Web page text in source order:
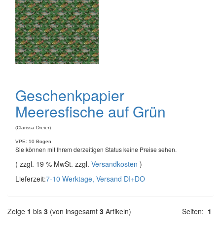
Geschenkpapier
Meeresfische auf Grün
(Clarissa Dreier)
VPE: 10 Bogen
Sie können mit Ihrem derzeitigen Status keine Preise sehen.
( zzgl. 19 % MwSt. zzgl. Versandkosten )
Lieferzeit:7-10 Werktage, Versand DI+DO
Zeige 1 bis 3 (von insgesamt 3 Artikeln) Seiten: 1